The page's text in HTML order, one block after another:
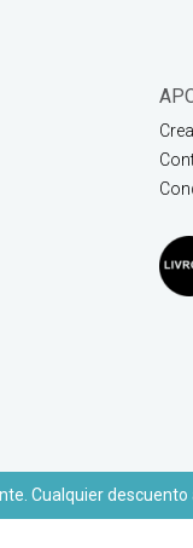
Cualquier descuento